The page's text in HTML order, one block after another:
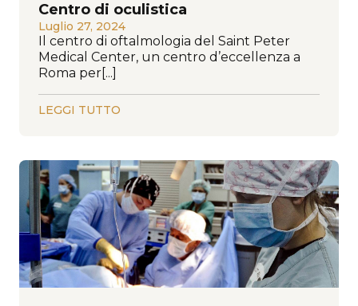
Centro di oculistica
Luglio 27, 2024
Il centro di oftalmologia del Saint Peter
Medical Center, un centro d’eccellenza a
Roma per[...]
LEGGI TUTTO